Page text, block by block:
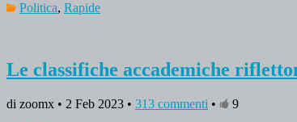
Politica, Rapide
Le classifiche accademiche
di zoomx • 2 Feb 2023 • 313 commenti •
9